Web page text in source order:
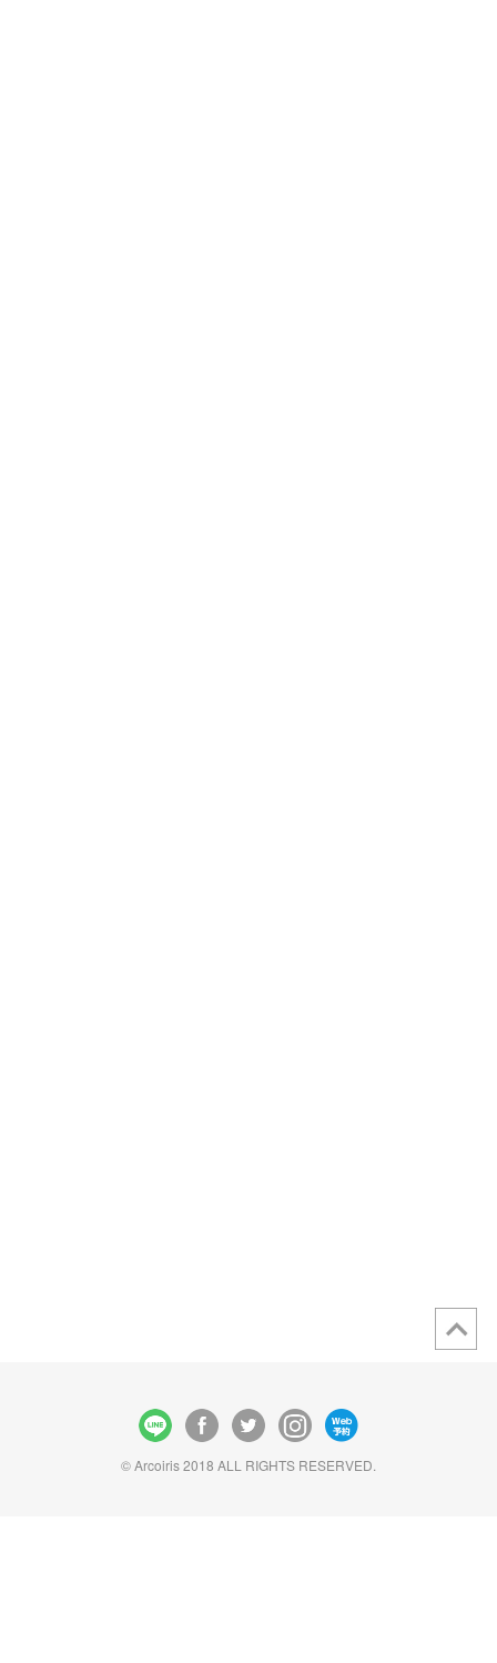
© Arcoiris 2018 ALL RIGHTS RESERVED.